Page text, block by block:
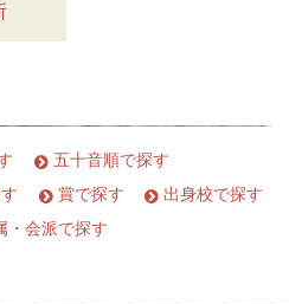
五十音順で探す
賞で探す
出身校で探す
・会派で探す